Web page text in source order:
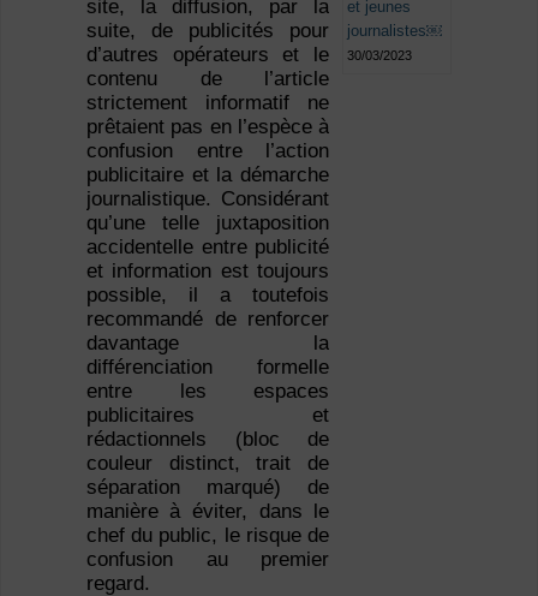
site, la diffusion, par la
suite, de publicités pour
d’autres opérateurs et le
contenu de l’article
strictement informatif ne
prêtaient pas en l’espèce à
confusion entre l’action
publicitaire et la démarche
journalistique. Considérant
qu’une telle juxtaposition
accidentelle entre publicité
et information est toujours
possible, il a toutefois
recommandé de renforcer
davantage la
différenciation formelle
entre les espaces
publicitaires et
rédactionnels (bloc de
couleur distinct, trait de
séparation marqué) de
manière à éviter, dans le
chef du public, le risque de
confusion au premier
regard.
et jeunes
journalistes￼
30/03/2023